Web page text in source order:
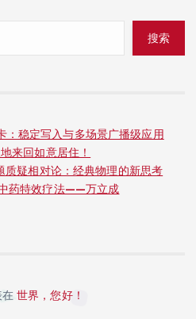
搜索
稳定写入与多场景广播级应用
来回如意居住！
疑相对论：经典物理的新思考
药特效疗法——万立成
在世界，您好！